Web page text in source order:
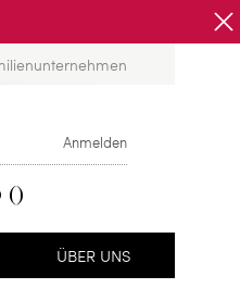
Anmelden
ÜBER UNS